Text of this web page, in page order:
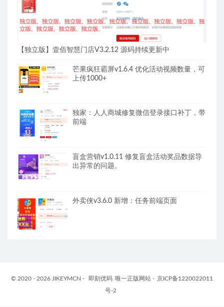
【独立版】壹佰智慧门店V3.2.12 源码持续更新中
芒果疯狂霸屏v1.6.4 优化活动视频数量，可
上传1000+
独家：人人商城修复微信登录接口补丁，带
前端
盲盒营销v1.0.11 修复盲盒活动奖品数据导
出异常的问题。
外卖侠v3.6.0 新增：任务前端页面
© 2020 - 2026 JIKEYMCN - 即刻优码 唯一正版网站 - 京ICP备1220022011
号-2